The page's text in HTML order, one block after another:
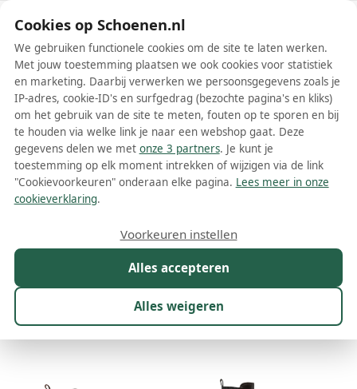
Schoenen.nl
Wis filters Alle filters
Brunello Cucinelli dames laarzen
Meer lezen
Kleur Prijs
53 resultaten:
Cookies op Schoenen.nl
We gebruiken functionele cookies om de site te laten werken.
Met jouw toestemming plaatsen we ook cookies voor statistiek
en marketing. Daarbij verwerken we persoonsgegevens zoals je
IP-adres, cookie-ID's en surfgedrag (bezochte pagina's en kliks)
om het gebruik van de site te meten, fouten op te sporen en bij
te houden via welke link je naar een webshop gaat. Deze
gegevens delen we met onze 3 partners. Je kunt je
toestemming op elk moment intrekken of wijzigen via de link
"Cookievoorkeuren" onderaan elke pagina. Lees meer in onze
cookieverklaring.
Alles accepteren
Alles weigeren
Voorkeuren instellen